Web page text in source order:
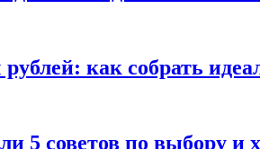
как собрать
5 советов по выбору